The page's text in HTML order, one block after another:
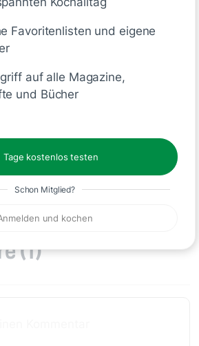
Favoritenlisten und eigene
auf alle Magazine,
und Bücher
Tage kostenlos testen
Schon Mitglied?
und kochen
Käse-Fans!
Schreiben
(1)